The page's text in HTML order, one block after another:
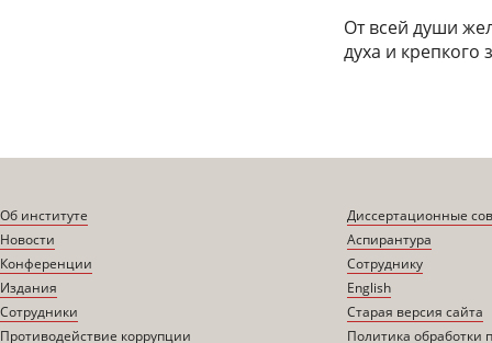
От всей души
духа и крепкого
Об институте
Новости
Конференции
Издания
Сотрудники
Противодействие коррупции
Диссертационные
Аспирантура
Сотруднику
English
Старая версия сайта
Политика обработки